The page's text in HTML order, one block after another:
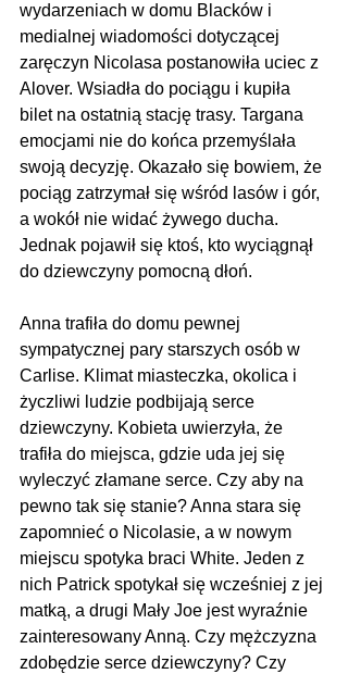
wydarzeniach w domu Blacków i
medialnej wiadomości dotyczącej
zaręczyn Nicolasa postanowiła uciec z
Alover. Wsiadła do pociągu i kupiła
bilet na ostatnią stację trasy. Targana
emocjami nie do końca przemyślała
swoją decyzję. Okazało się bowiem, że
pociąg zatrzymał się wśród lasów i gór,
a wokół nie widać żywego ducha.
Jednak pojawił się ktoś, kto wyciągnął
do dziewczyny pomocną dłoń.
Anna trafiła do domu pewnej
sympatycznej pary starszych osób w
Carlise. Klimat miasteczka, okolica i
życzliwi ludzie podbijają serce
dziewczyny. Kobieta uwierzyła, że
trafiła do miejsca, gdzie uda jej się
wyleczyć złamane serce. Czy aby na
pewno tak się stanie? Anna stara się
zapomnieć o Nicolasie, a w nowym
miejscu spotyka braci White. Jeden z
nich Patrick spotykał się wcześniej z jej
matką, a drugi Mały Joe jest wyraźnie
zainteresowany Anną. Czy mężczyzna
zdobędzie serce dziewczyny? Czy